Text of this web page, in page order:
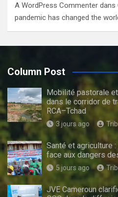
A WordPress Commenter dans
pandemic has changed the
Column Post
Mobilité pastorale
dans le corridor de
RCA–Tchad
3 jours ago
Santé et agriculture
face aux dangers
5 jours ago
JVE Cameroun